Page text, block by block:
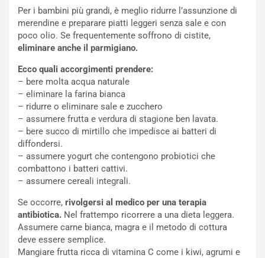
Per i bambini più grandi, è meglio ridurre l’assunzione di
merendine e preparare piatti leggeri senza sale e con
poco olio. Se frequentemente soffrono di cistite,
eliminare anche il parmigiano.
Ecco quali accorgimenti prendere:
– bere molta acqua naturale
– eliminare la farina bianca
– ridurre o eliminare sale e zucchero
– assumere frutta e verdura di stagione ben lavata.
– bere succo di mirtillo che impedisce ai batteri di
diffondersi.
– assumere yogurt che contengono probiotici che
combattono i batteri cattivi.
– assumere cereali integrali.
Se occorre, rivolgersi al medico per una terapia
antibiotica. Nel frattempo ricorrere a una dieta leggera.
Assumere carne bianca, magra e il metodo di cottura
deve essere semplice.
Mangiare frutta ricca di vitamina C come i kiwi, agrumi e